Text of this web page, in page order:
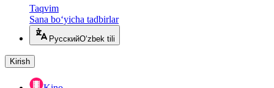
Taqvim
Sana bo‘yicha tadbirlar
РусскийO‘zbek tili
Kirish